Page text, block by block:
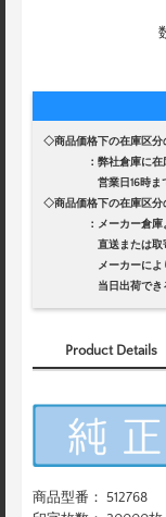
◇商品価格下の在庫区分
：弊社倉庫に在庫
営業日16時までの
◇商品価格下の在庫区分
：メーカー倉庫よ
直送または取寄せ
メーカーにより締
当日出荷できるも
Product Details
商品型番： 512768